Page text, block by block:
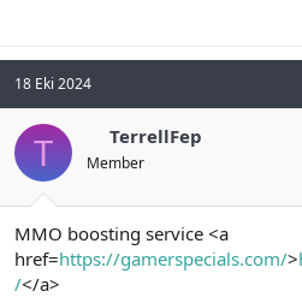
18 Eki 2024
T TerrellFep
Member
MMO boosting service <a
href=https://gamerspecials.com/>
/</a>